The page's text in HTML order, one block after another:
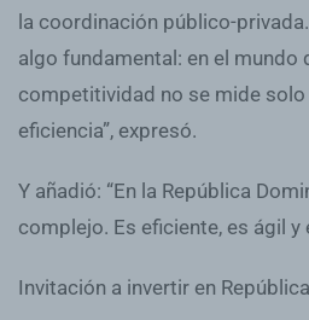
la coordinación público-
algo fundamental: en el mundo
competitividad no se mide
eficiencia”, expresó.
Y añadió: “En la República
complejo. Es eficiente, es ágil y
Invitación a invertir en